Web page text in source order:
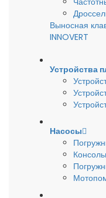
Выносная
INNOVERT
Устройства
Насосы